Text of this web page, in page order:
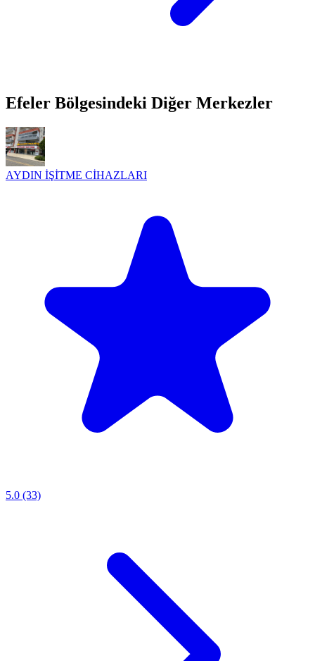
Efeler Bölgesindeki Diğer Merkezler
AYDIN İŞİTME CİHAZLARI
5.0 (33)